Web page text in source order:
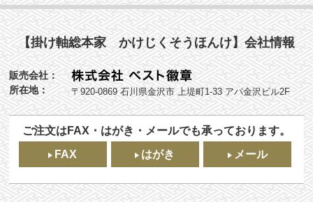
【掛け軸総本家 かけじくそうほんけ】会社情報
販売会社：
所在地：
〒920-0869 石川県金沢市 上堤町1-33 アパ金沢ビル2F
ご注文はFAX・はがき・メールでも承っております。
FAX
はがき メール